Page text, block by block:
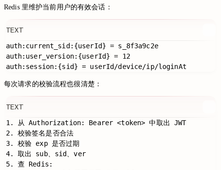
Redis 里维护当前用户的有效会话：
TEXT
auth:current_sid:{userId} = s_8f3a9c2e
auth:user_version:{userId} = 12
每次请求的校验流程也很清楚：
TEXT
1. 从 Authorization: Bearer <token> 中取出 JWT
2. 校验签名是否合法
3. 校验 exp 是否过期
4. 取出 sub、sid、ver
5. 查 Redis: